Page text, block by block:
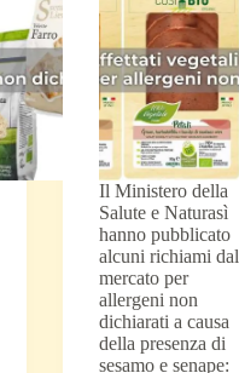
Il Ministero della
Salute e Naturasì
hanno pubblicato
alcuni richiami dal
mercato per
allergeni non
dichiarati a causa
della presenza di
sesamo e senape: